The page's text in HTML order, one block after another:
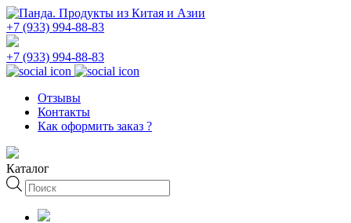
+7 (933) 994-88-83
+7 (933) 994-88-83
Отзывы
Контакты
Как оформить заказ ?
Каталог
Поиск
товаров